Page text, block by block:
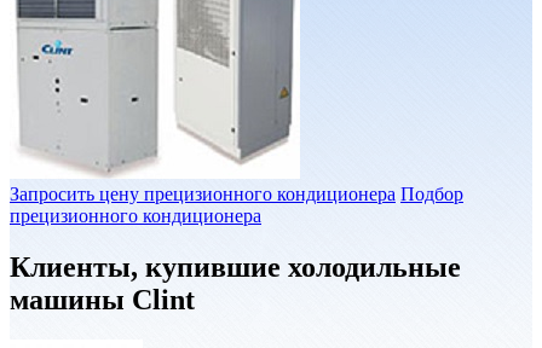
Запросить цену прецизионного кондиционера Подбор
прецизионного кондиционера
Клиенты, купившие холодильные
машины Clint